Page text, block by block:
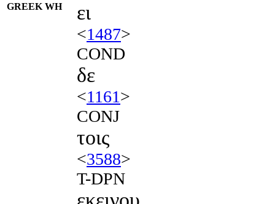
GREEK WH ει
<1487>
COND
δε
<1161>
CONJ
τοις
<3588>
T-DPN